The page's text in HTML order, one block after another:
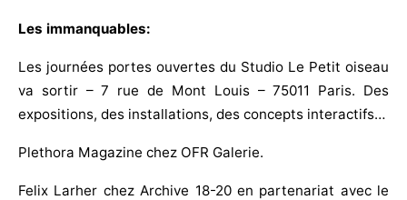
Les immanquables:
Les journées portes ouvertes du Studio Le Petit oiseau
va sortir – 7 rue de Mont Louis – 75011 Paris. Des
expositions, des installations, des concepts interactifs…
Plethora Magazine chez OFR Galerie.
Felix Larher chez Archive 18-20 en partenariat avec le